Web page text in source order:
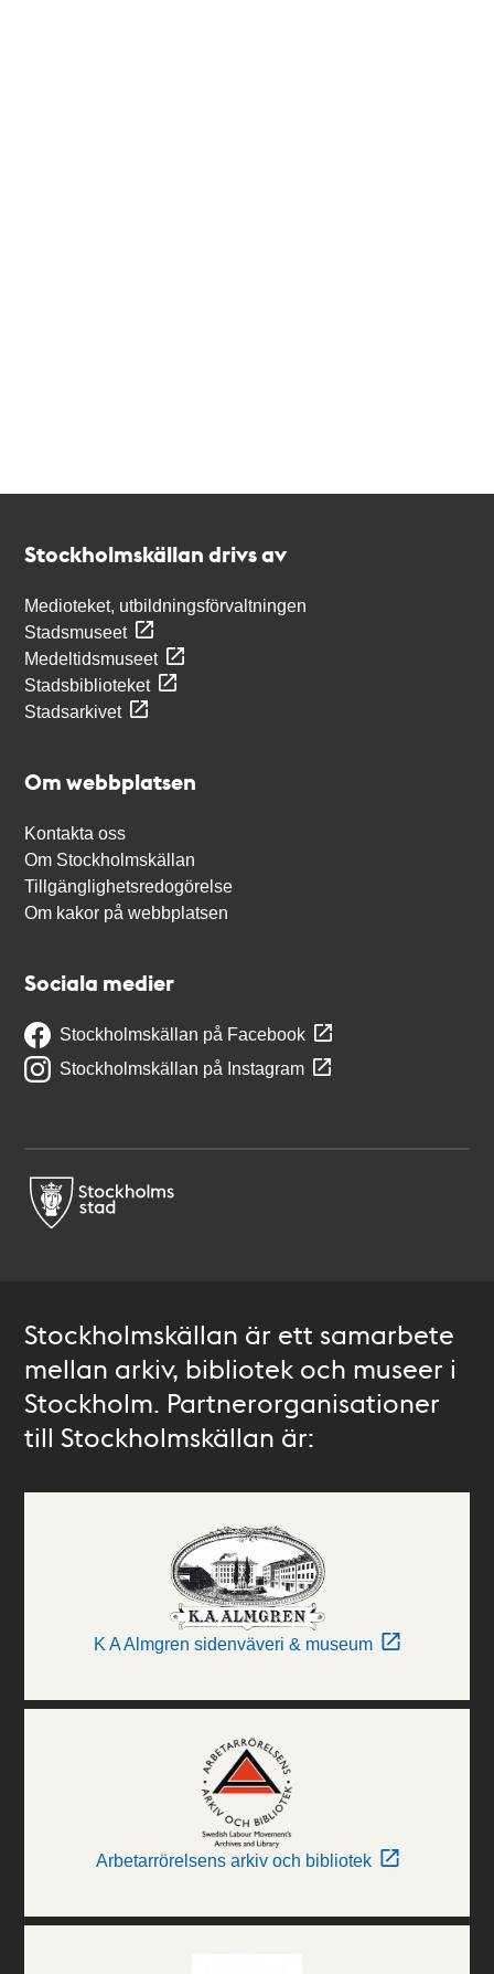
Stockholmskällan drivs av
Medioteket, utbildningsförvaltningen
Stadsmuseet
Medeltidsmuseet
Stadsbiblioteket
Stadsarkivet
Om webbplatsen
Kontakta oss
Om Stockholmskällan
Tillgänglighetsredogörelse
Om kakor på webbplatsen
Sociala medier
Stockholmskällan på Facebook
Stockholmskällan på Instagram
Stockholmskällan är ett samarbete
mellan arkiv, bibliotek och museer i
Stockholm. Partnerorganisationer
till Stockholmskällan är:
K A Almgren sidenväveri & museum
Arbetarrörelsens arkiv och bibliotek